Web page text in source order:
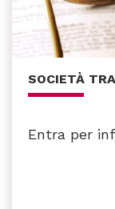
SOCIETÀ
Entra per